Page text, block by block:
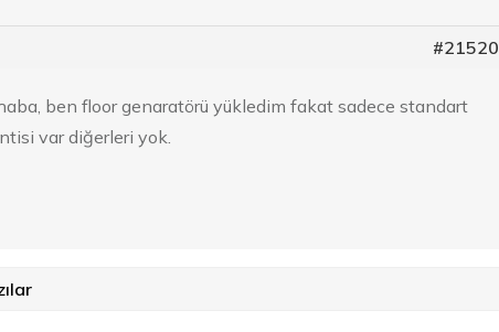
#21520
ben floor genaratörü yükledim fakat sadece standart
var diğerleri yok.